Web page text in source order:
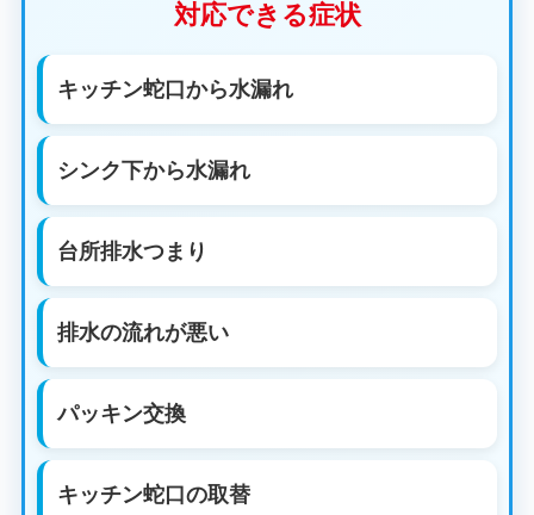
対応できる症状
キッチン蛇口から水漏れ
シンク下から水漏れ
台所排水つまり
排水の流れが悪い
パッキン交換
キッチン蛇口の取替